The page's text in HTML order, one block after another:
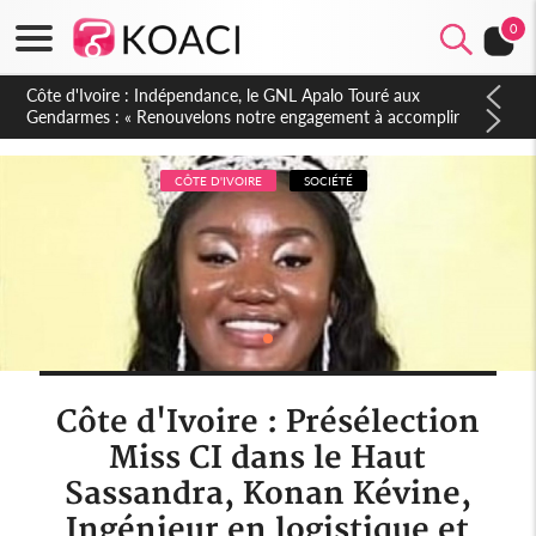
0
Sierra Leone : Un projet de réforme constitutionnelle en
gestation, points clés des amendements, un exclu d'avance
CÔTE D'IVOIRE SOCIÉTÉ
Côte d'Ivoire : Présélection
Miss CI dans le Haut
Sassandra, Konan Kévine,